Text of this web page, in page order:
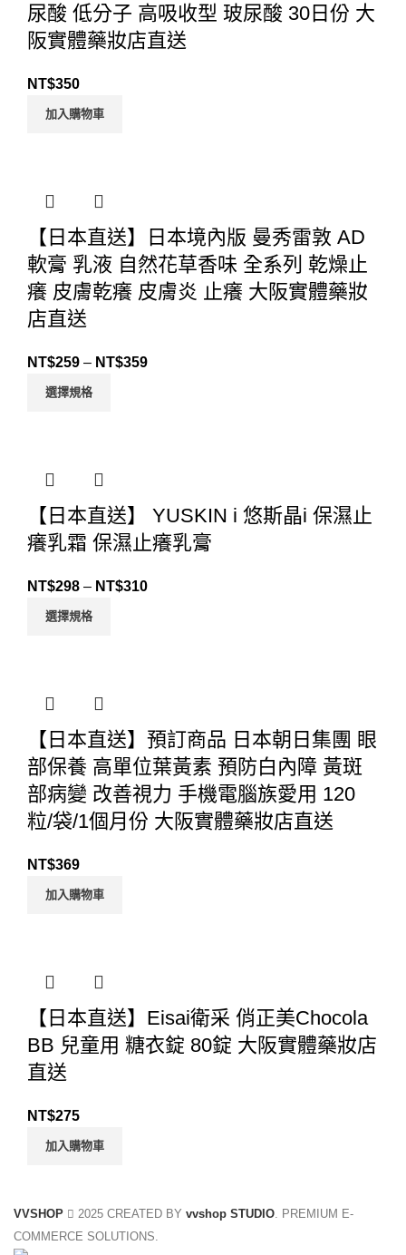
尿酸 低分子 高吸收型 玻尿酸 30日份 大
阪實體藥妝店直送
NT$350
加入購物車
【日本直送】日本境內版 曼秀雷敦 AD
軟膏 乳液 自然花草香味 全系列 乾燥止
癢 皮膚乾癢 皮膚炎 止癢 大阪實體藥妝
店直送
NT$259 – NT$359
選擇規格
【日本直送】 YUSKIN i 悠斯晶i 保濕止
癢乳霜 保濕止癢乳膏
NT$298 – NT$310
選擇規格
【日本直送】預訂商品 日本朝日集團 眼
部保養 高單位葉黃素 預防白內障 黃斑
部病變 改善視力 手機電腦族愛用 120
粒/袋/1個月份 大阪實體藥妝店直送
NT$369
加入購物車
【日本直送】Eisai衛采 俏正美Chocola
BB 兒童用 糖衣錠 80錠 大阪實體藥妝店
直送
NT$275
加入購物車
VVSHOP 2025 CREATED BY vvshop STUDIO. PREMIUM E-
COMMERCE SOLUTIONS.